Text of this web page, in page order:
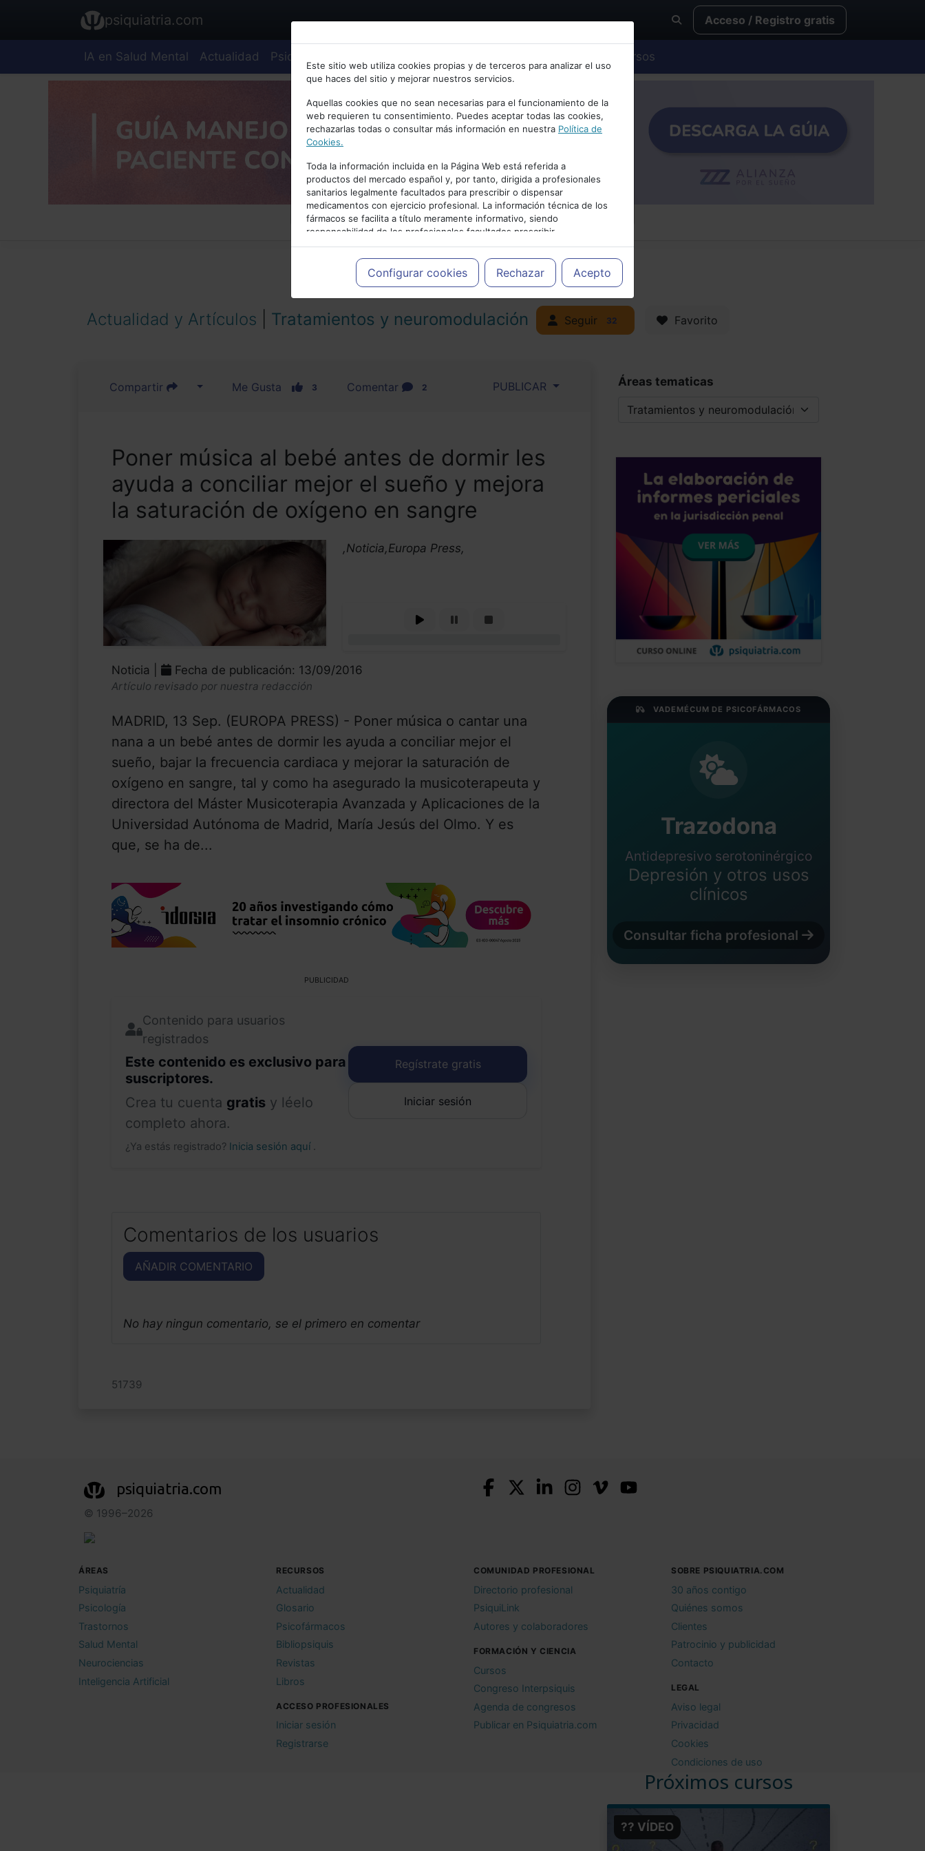
Bienvenid@ a psiquiatria.com
Escribe tu Email
Accede o regístrate con tu email.
Cancelar
psiquiatria.com Acceso / Registro gratis
IA en Salud Mental Actualidad Psiquiatría Cursos
Este sitio web utiliza cookies propias y de terceros para analizar el uso
que haces del sitio y mejorar nuestros servicios.
Aquellas cookies que no sean necesarias para el funcionamiento de la
web requieren tu consentimiento. Puedes aceptar todas las cookies,
rechazarlas todas o consultar más información en nuestra Política de
Cookies.
Toda la información incluida en la Página Web está referida a
productos del mercado español y, por tanto, dirigida a profesionales
sanitarios legalmente facultados para prescribir o dispensar
medicamentos con ejercicio profesional. La información técnica de los
fármacos se facilita a título meramente informativo, siendo
responsabilidad de los profesionales facultados prescribir
medicamentos y decidir, en cada caso concreto, el tratamiento más
adecuado a las necesidades del paciente.
Configurar cookies Rechazar Acepto
PUBLICIDAD
Actualidad y Artículos Tratamientos y neuromodulación Seguir 32 Favorito
Compartir Me Gusta 3 Comentar 2 PUBLICAR
Poner música al bebé antes de dormir les
ayuda a conciliar mejor el sueño y mejora
la saturación de oxígeno en sangre
,Noticia,Europa Press,
Noticia | Fecha de publicación: 13/09/2016
Artículo revisado por nuestra redacción
MADRID, 13 Sep. (EUROPA PRESS) - Poner música o cantar una
nana a un bebé antes de dormir les ayuda a conciliar mejor el
sueño, bajar la frecuencia cardiaca y mejorar la saturación de
oxígeno en sangre, tal y como ha asegurado la musicoterapeuta y
directora del Máster Musicoterapia Avanzada y Aplicaciones de la
Universidad Autónoma de Madrid, María Jesús del Olmo. Y es
que, se ha de...
PUBLICIDAD
Contenido para usuarios
registrados
Este contenido es exclusivo para
suscriptores.
Crea tu cuenta gratis y léelo
completo ahora.
¿Ya estás registrado? Inicia sesión aquí .
Regístrate gratis
Iniciar sesión
Comentarios de los usuarios
AÑADIR COMENTARIO
No hay ningun comentario, se el primero en comentar
51739
Áreas tematicas
VADEMÉCUM DE PSICOFÁRMACOS
Trazodona
Antidepresivo serotoninérgico
Depresión y otros usos
clínicos
Consultar ficha profesional
Próximos cursos
?? VÍDEO
psiquiatria.com
© 1996–2026
ÁREAS
Psiquiatría
Psicología
Trastornos
Salud Mental
Neurociencias
Inteligencia Artificial
RECURSOS
Actualidad
Glosario
Psicofármacos
Bibliopsiquis
Revistas
Libros
ACCESO PROFESIONALES
Iniciar sesión
Registrarse
COMUNIDAD PROFESIONAL
Directorio profesional
PsiquiLink
Autores y colaboradores
FORMACIÓN Y CIENCIA
Cursos
Congreso Interpsiquis
Agenda de congresos
Publicar en Psiquiatria.com
SOBRE PSIQUIATRIA.COM
30 años contigo
Quiénes somos
Clientes
Patrocinio y publicidad
Contacto
LEGAL
Aviso legal
Privacidad
Cookies
Condiciones de uso